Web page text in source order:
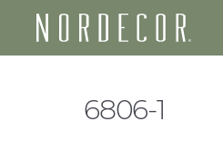
Nordecor
6806-1